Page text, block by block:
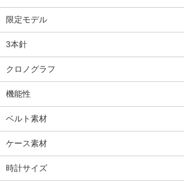
限定モデル
3本針
クロノグラフ
機能性
ベルト素材
ケース素材
時計サイズ